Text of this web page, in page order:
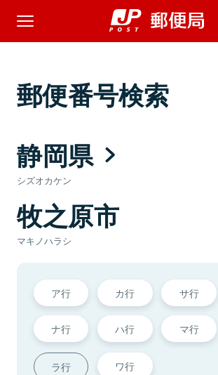
郵便番号検索
静岡県
シズオカケン
牧之原市
マキノハラシ
ア行 カ行 サ行
ナ行 ハ行 マ行
ラ行 ワ行